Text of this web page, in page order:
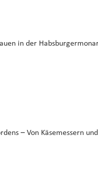
in der
– Von Käsemessern